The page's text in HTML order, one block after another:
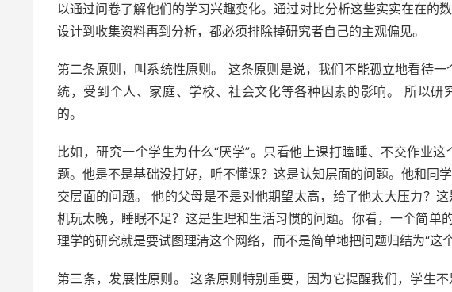
以通过问卷了解他们的学习兴趣变化。通过对比分析这些实实在在的
设计到收集资料再到分析，都必须排除掉研究者自己的主观偏见。
第二条原则，叫系统性原则。 这条原则是说，我们不能孤立地看待
统，受到个人、家庭、学校、社会文化等各种因素的影响。 所以研
的。
比如，研究一个学生为什么“厌学”。只看他上课打瞌睡、不交作业
题。他是不是基础没打好，听不懂课？这是认知层面的问题。他和同
交层面的问题。 他的父母是不是对他期望太高，给了他太大压力？
机玩太晚，睡眠不足？这是生理和生活习惯的问题。你看，一个简单
理学的研究就是要试图理清这个网络，而不是简单地把问题归结为“这个
第三条，发展性原则。 这条原则特别重要，因为它提醒我们，学生